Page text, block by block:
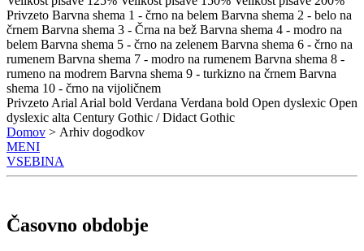
Privzeto Barvna shema 1 - črno na belem Barvna shema 2 - belo na
črnem Barvna shema 3 - Črna na bež Barvna shema 4 - modro na
belem Barvna shema 5 - črno na zelenem Barvna shema 6 - črno na
rumenem Barvna shema 7 - modro na rumenem Barvna shema 8 -
rumeno na modrem Barvna shema 9 - turkizno na črnem Barvna
shema 10 - črno na vijoličnem
Privzeto Arial Arial bold Verdana Verdana bold Open dyslexic Open
dyslexic alta Century Gothic / Didact Gothic
Domov > Arhiv dogodkov
MENI
VSEBINA
Časovno obdobje